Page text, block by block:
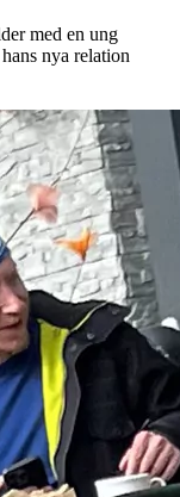
med en ung
nya relation